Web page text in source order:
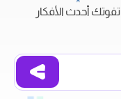
تفوتك أحدث الأفكار